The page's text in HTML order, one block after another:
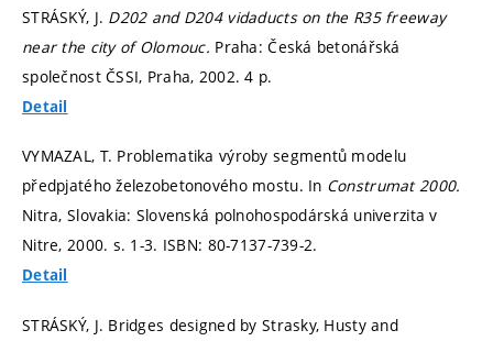
STRÁSKÝ, J. D202 and D204 vidaducts on the R35 freeway
near the city of Olomouc. Praha: Česká betonářská
společnost ČSSI, Praha, 2002. 4 p.
Detail
VYMAZAL, T. Problematika výroby segmentů modelu
předpjatého železobetonového mostu. In Construmat 2000.
Nitra, Slovakia: Slovenská polnohospodárská univerzita v
Nitre, 2000. s. 1-3. ISBN: 80-7137-739-2.
Detail
STRÁSKÝ, J. Bridges designed by Strasky, Husty and